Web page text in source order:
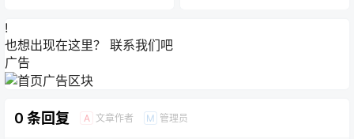
!
也想出现在这里？ 联系我们吧
广告
0 条回复 A 文章作者 M 管理员